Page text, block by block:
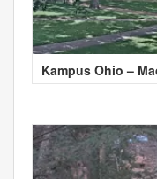
Kampus Ohio –